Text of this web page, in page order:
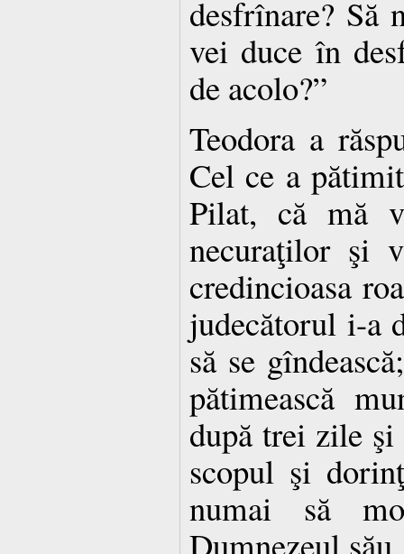
desfrînare? Să
vei duce în
de acolo?”
Teodora a
Cel ce a
Pilat, că mă
necuraţilor şi
credincioasa
judecătorul i-a
să se
pătimească
după trei zile
scopul şi
numai să
Dumnezeul